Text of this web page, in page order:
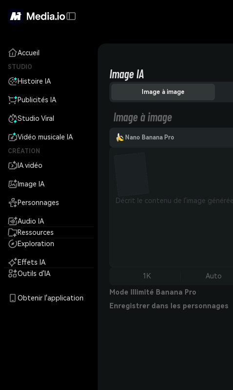
Accueil
STUDIO
Histoire IA
Publicités IA
Studio Viral
Vidéo musicale IA
CRÉATION
IA vidéo
Image IA
Personnages
Audio IA
Ressources
Exploration
Effets IA
Outils d'IA
Obtenir l'application
Image IA
Image à image
Image à image
Nano Banana Pro
1K Auto
Mode Illimité Banana Pro
Enregistrer dans les personnages